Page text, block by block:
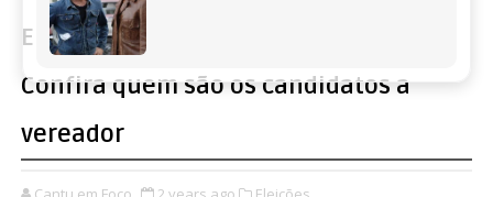
ELEIÇÕES 2024 - LARANJEIRAS DO SUL
Confira quem são os candidatos a
vereador